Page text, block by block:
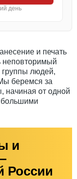
день
и печать
неповторимый
группы людей,
беремся за
начиная от одной
большими
и
России